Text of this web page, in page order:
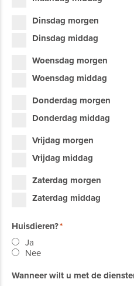
Dinsdag morgen
Dinsdag middag
Woensdag morgen
Woensdag middag
Donderdag morgen
Donderdag middag
Vrijdag morgen
Vrijdag middag
Zaterdag morgen
Zaterdag middag
Huisdieren?
Ja
Nee
Wanneer wilt u met de